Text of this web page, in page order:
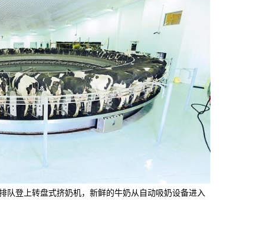
队登上转盘式挤奶机，新鲜的牛奶从自动吸奶设备进入
。
有“奶瓶子”。牛奶富含多种营
壮民族、健康中国不可或缺的
业。